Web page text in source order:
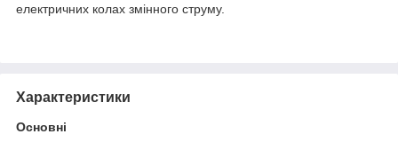
електричних колах змінного струму.
Характеристики
Основні